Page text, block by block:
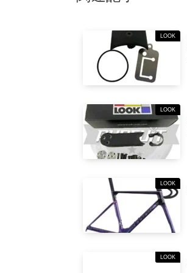
LOOK
LOOK
LOOK
LOOK